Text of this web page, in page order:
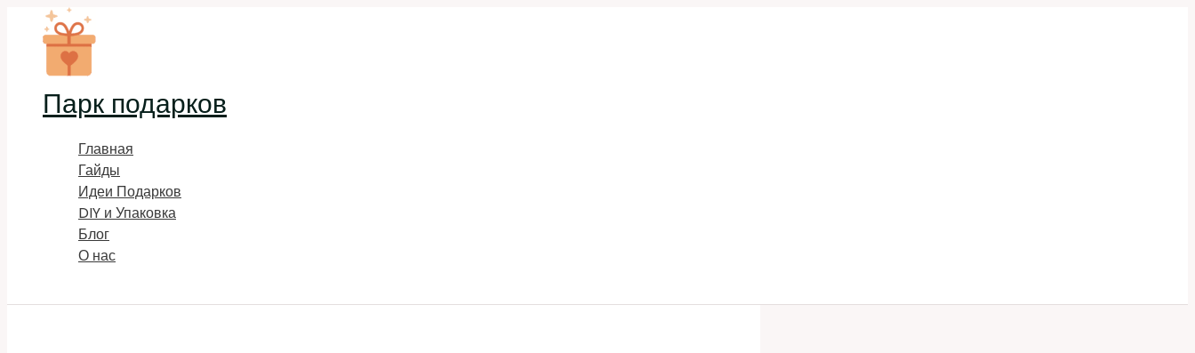
Перейти
содержимому
Парк подарков
Главная
Гайды
Идеи Подарков
DIY и Упаковка
Блог
О нас